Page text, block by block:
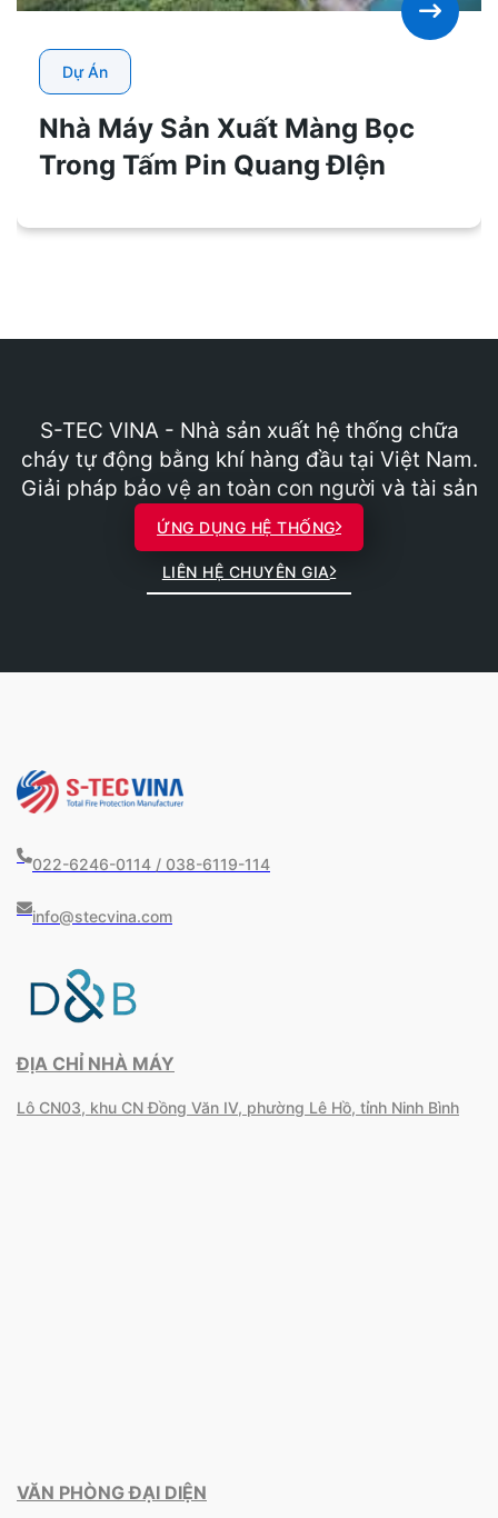
Dự Án
Nhà Máy Sản Xuất Màng Bọc
Trong Tấm Pin Quang ĐIện
S-TEC VINA - Nhà sản xuất hệ thống chữa
cháy tự động bằng khí hàng đầu tại Việt Nam.
Giải pháp bảo vệ an toàn con người và tài sản
ỨNG DỤNG HỆ THỐNG
LIÊN HỆ CHUYÊN GIA
022-6246-0114 / 038-6119-114
info@stecvina.com
ĐỊA CHỈ NHÀ MÁY
Lô CN03, khu CN Đồng Văn IV, phường Lê Hồ, tỉnh Ninh Bình
VĂN PHÒNG ĐẠI DIỆN